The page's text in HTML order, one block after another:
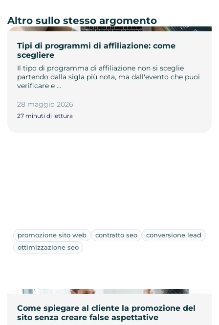
Tipi di programmi di affiliazione: come
scegliere
Il tipo di programma di affiliazione non si sceglie
partendo dalla sigla più nota, ma dall'evento che puoi
verificare e …
28 maggio 2026
27 minuti di lettura
Altro sullo stesso argomento
promozione sito web contratto seo
conversione lead
ottimizzazione seo
Come spiegare al cliente la promozione del
sito senza creare false aspettative